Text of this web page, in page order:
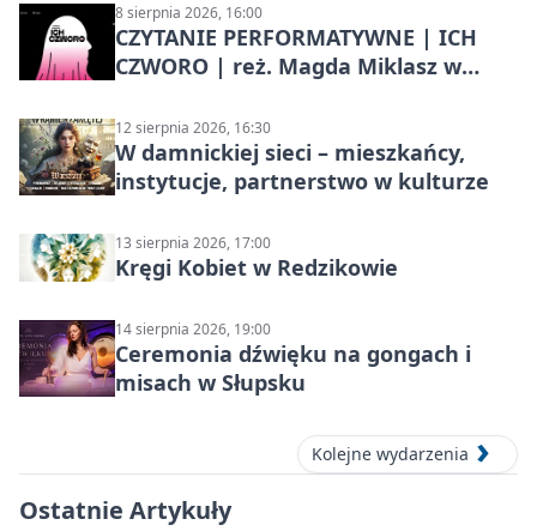
8 sierpnia 2026, 16:00
CZYTANIE PERFORMATYWNE | ICH
CZWORO | reż. Magda Miklasz w
12 sierpnia 2026, 16:30
W damnickiej sieci – mieszkańcy,
instytucje, partnerstwo w kulturze
13 sierpnia 2026, 17:00
Kręgi Kobiet w Redzikowie
14 sierpnia 2026, 19:00
Ceremonia dźwięku na gongach i
misach w Słupsku
Kolejne wydarzenia
Ostatnie Artykuły